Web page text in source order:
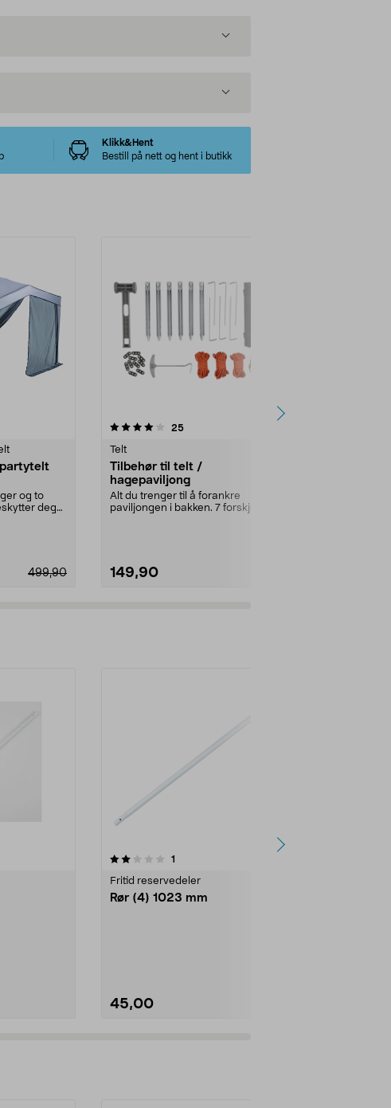
Klikk&Hent
Bestill på nett og hent i butikk
og to
deg
499,90
25anmeldelser
Telt
Tilbehør til telt /
hagepaviljong
Alt du trenger til å forankre
paviljongen i bakken. 7 forskjellige
149,90
4.0 av 5 stjerner
1
Fritid reservedeler
Rør (4) 1023 mm
45,00
0.0 av 5 stjerner